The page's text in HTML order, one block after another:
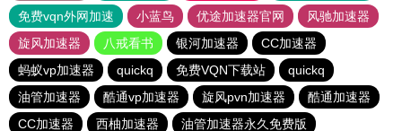
免费vqn外网加速
小蓝鸟 优途加速器官网
风驰加速器
旋风加速器
八戒看书 银河加速器
CC加速器
蚂蚁vp加速器
quickq 免费VQN下载站
quickq
油管加速器
酷通vp加速器 旋风pvn加速器
酷通加速器
CC加速器
西柚加速器 油管加速器永久免费版